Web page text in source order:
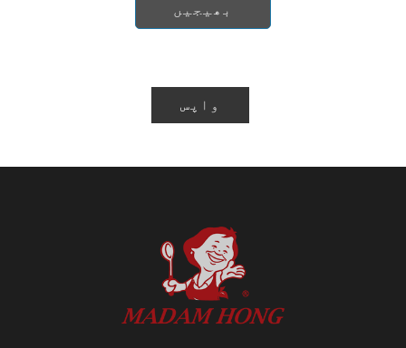
بھیجیں
واپس